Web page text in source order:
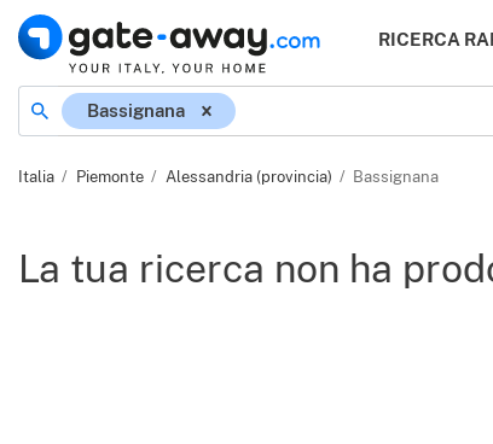
RICERCA
Località
Bassignana
Italia Piemonte Alessandria (provincia) Bassignana
La tua ricerca non ha